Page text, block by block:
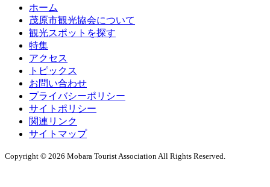
ホーム
茂原市観光協会について
観光スポットを探す
特集
アクセス
トピックス
お問い合わせ
プライバシーポリシー
サイトポリシー
関連リンク
サイトマップ
Copyright © 2026 Mobara Tourist Association All Rights Reserved.